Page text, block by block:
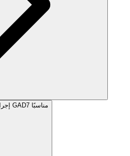
إجراء الاختبار: متى قد يكون اختبار GAD7 مناسبًا